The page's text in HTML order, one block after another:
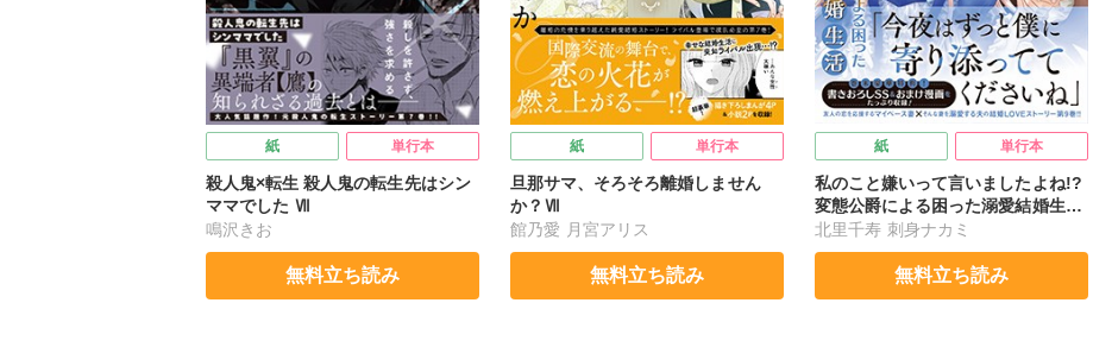
紙 単行本
殺人鬼×転生 殺人鬼の転生先はシン
ママでした Ⅶ
鳴沢きお
無料立ち読み
紙 単行本
旦那サマ、そろそろ離婚しません
か？Ⅶ
館乃愛 月宮アリス
無料立ち読み
紙 単行本
私のこと嫌いって言いましたよね!?
変態公爵による困った溺愛結婚生活
Ⅸ
北里千寿 刺身ナカミ
無料立ち読み